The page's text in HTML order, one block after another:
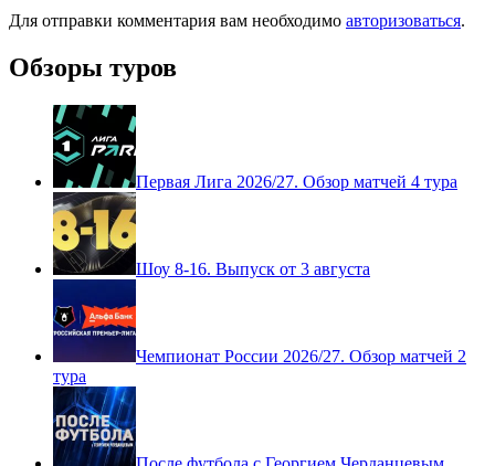
Для отправки комментария вам необходимо авторизоваться.
Обзоры туров
Первая Лига 2026/27. Обзор матчей 4 тура
Шоу 8-16. Выпуск от 3 августа
Чемпионат России 2026/27. Обзор матчей 2
тура